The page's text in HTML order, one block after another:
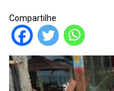
Compartilhe